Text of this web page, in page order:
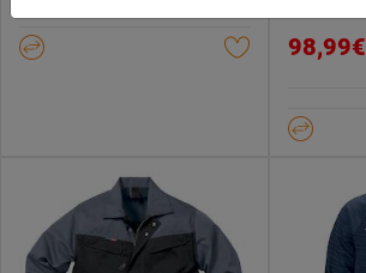
0.0
von
98,99€
du zulassen möchtest und welche
Weitere Informationen findest du in